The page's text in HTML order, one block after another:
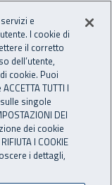
Apri cerca
la
e
I cookie di
il corretto
dell’utente,
cookie. Puoi
TUTTI I
singole
DEI
dei cookie
I COOKIE
i dettagli,